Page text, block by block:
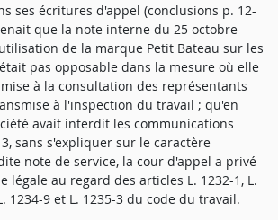
ses écritures d'appel (conclusions p. 12-
que la note interne du 25 octobre
de la marque Petit Bateau sur les
pas opposable dans la mesure où elle
à la consultation des représentants
à l'inspection du travail ; qu'en
avait interdit les communications
sans s'expliquer sur le caractère
note de service, la cour d'appel a privé
légale au regard des articles L. 1232-1, L.
1234-9 et L. 1235-3 du code du travail.